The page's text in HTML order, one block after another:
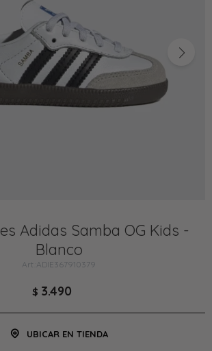
Adidas Samba OG Kids -
Blanco
ADIE367910379
$ 3.490
UBICAR EN TIENDA